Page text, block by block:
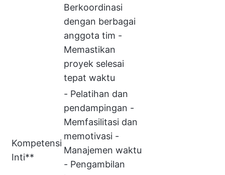
Berkoordinasi
dengan berbagai
anggota tim -
Memastikan
proyek selesai
tepat waktu
Kompetensi
Inti**
- Pelatihan dan
pendampingan -
Memfasilitasi dan
memotivasi -
Manajemen waktu
- Pengambilan